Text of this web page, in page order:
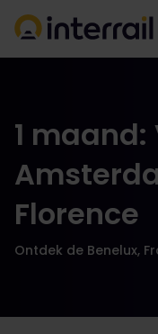
1 maand:
Florence
Ontdek de Benelux,